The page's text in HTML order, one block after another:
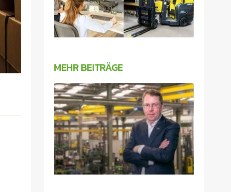
MEHR BEITRÄGE